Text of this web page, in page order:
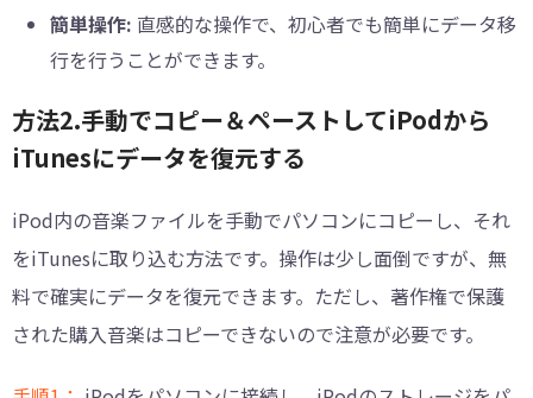
簡単操作: 直感的な操作で、初心者でも簡単にデータ移
行を行うことができます。
方法2.手動でコピー＆ペーストしてiPodから
iTunesにデータを復元する
iPod内の音楽ファイルを手動でパソコンにコピーし、それ
をiTunesに取り込む方法です。操作は少し面倒ですが、無
料で確実にデータを復元できます。ただし、著作権で保護
された購入音楽はコピーできないので注意が必要です。